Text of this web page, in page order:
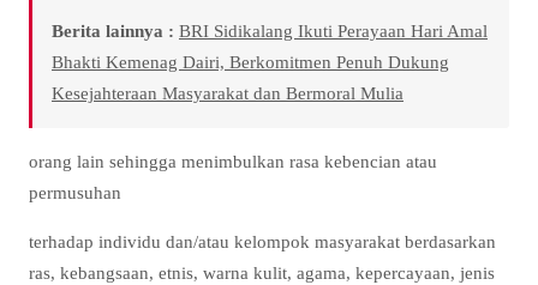
Berita lainnya : BRI Sidikalang Ikuti Perayaan Hari Amal
Bhakti Kemenag Dairi, Berkomitmen Penuh Dukung
Kesejahteraan Masyarakat dan Bermoral Mulia
orang lain sehingga menimbulkan rasa kebencian atau
permusuhan
terhadap individu dan/atau kelompok masyarakat berdasarkan
ras, kebangsaan, etnis, warna kulit, agama, kepercayaan, jenis